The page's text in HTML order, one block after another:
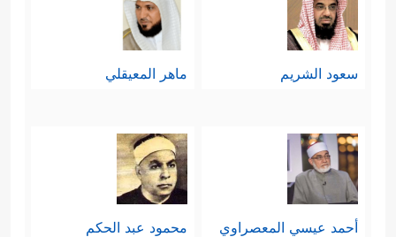
سعود الشريم ماهر المعيقلي
أحمد عيسي المعصراوي محمود عبد الحكم